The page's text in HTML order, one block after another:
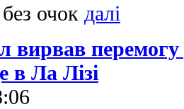
очок
вирвав перемогу
в Ла Лізі